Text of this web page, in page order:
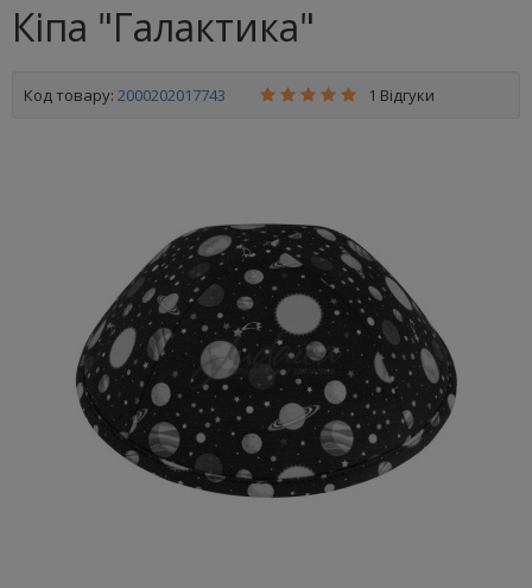
Кіпа "Галактика"
Код товару: 2000202017743 1 Відгуки